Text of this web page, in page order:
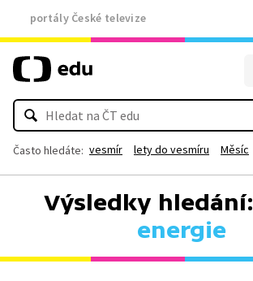
portály České televize
Často hledáte: vesmír lety do vesmíru Měsíc
Výsledky hledání:
energie